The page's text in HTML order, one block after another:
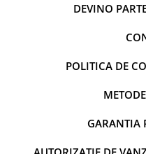
DEVINO
POLITICA DE
GARANTIA